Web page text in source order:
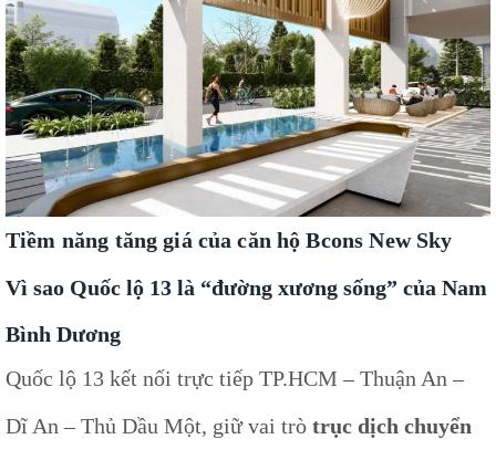
Tiềm năng tăng giá của căn hộ Bcons New Sky
Vì sao Quốc lộ 13 là “đường xương sống” của Nam
Bình Dương
Quốc lộ 13 kết nối trực tiếp TP.HCM – Thuận An –
Dĩ An – Thủ Dầu Một, giữ vai trò trục dịch chuyển